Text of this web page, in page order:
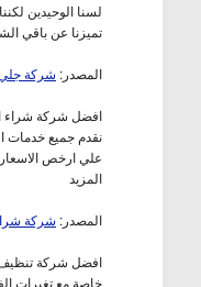
لسنا الوحيدين
تميزنا عن باقي
المصدر: شركة جلي
افضل شركة شراء
نقدم جميع خدمات
علي ارخص الاسعار
المزيد
المصدر: شركة
افضل شركة تنظيف
خاصة مع تغيرات